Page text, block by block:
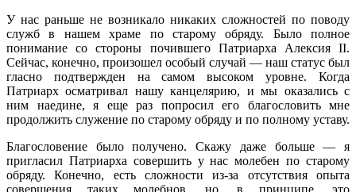
У нас раньше не возникало никаких сложностей по поводу
служб в нашем храме по старому обряду. Было полное
понимание со стороны почившего Патриарха Алексия II.
Сейчас, конечно, произошел особый случай — наш статус был
гласно подтвержден на самом высоком уровне. Когда
Патриарх осматривал нашу канцелярию, и мы оказались с
ним наедине, я еще раз попросил его благословить мне
продолжить служение по старому обряду и по полному уставу.
Благословение было получено. Скажу даже больше — я
пригласил Патриарха совершить у нас молебен по старому
обряду. Конечно, есть сложности из-за отсутствия опыта
совершения таких молебнов, но, в принципе, это